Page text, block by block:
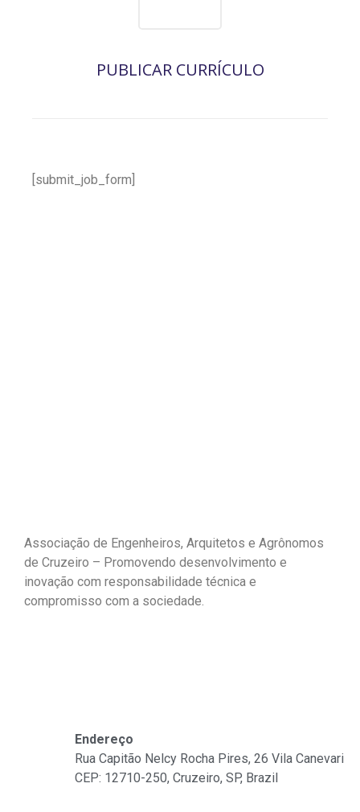
PUBLICAR CURRÍCULO
[submit_job_form]
Associação de Engenheiros, Arquitetos e Agrônomos
de Cruzeiro – Promovendo desenvolvimento e
inovação com responsabilidade técnica e
compromisso com a sociedade.
Endereço
Rua Capitão Nelcy Rocha Pires, 26 Vila Canevari
CEP: 12710-250, Cruzeiro, SP, Brazil